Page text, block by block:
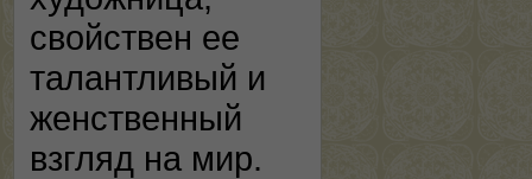
свойствен ее
талантливый и
женственный
взгляд на мир.